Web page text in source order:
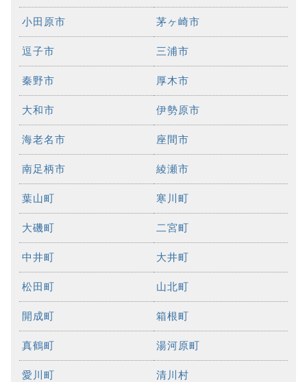
小田原市 茅ヶ崎市
逗子市 三浦市
秦野市 厚木市
大和市 伊勢原市
海老名市 座間市
南足柄市 綾瀬市
葉山町 寒川町
大磯町 二宮町
中井町 大井町
松田町 山北町
開成町 箱根町
真鶴町 湯河原町
愛川町 清川村